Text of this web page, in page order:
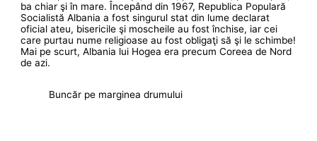
ba chiar şi în mare. Începând din 1967, Republica Populară
Socialistă Albania a fost singurul stat din lume declarat
oficial ateu, bisericile şi moscheile au fost închise, iar cei
care purtau nume religioase au fost obligaţi să şi le schimbe!
Mai pe scurt, Albania lui Hogea era precum Coreea de Nord
de azi.
Buncăr pe marginea drumului